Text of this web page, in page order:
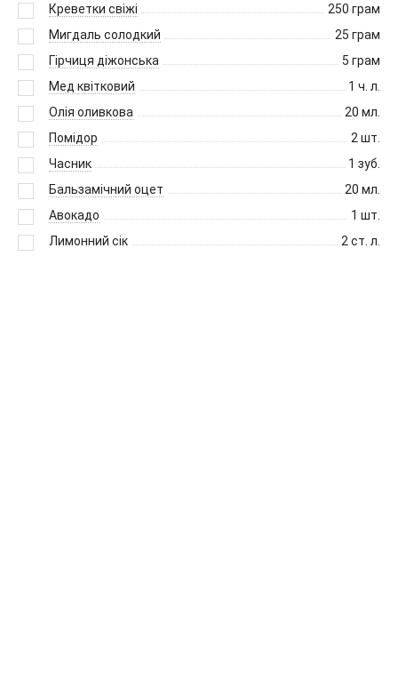
Креветки свіжі
250 грам
Мигдаль солодкий
25 грам
Гірчиця діжонська
5 грам
Мед квітковий
1 ч. л.
Олія оливкова
20 мл.
Помідор
2 шт.
Часник
1 зуб.
Бальзамічний оцет
20 мл.
Авокадо
1 шт.
Лимонний сік
2 ст. л.